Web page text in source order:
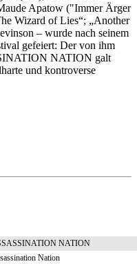
Apatow ("Immer Ärger
Wizard of Lies“; „Another
– wurde nach seinem
gefeiert: Der von ihm
NATION galt
und kontroverse
NATION
Nation